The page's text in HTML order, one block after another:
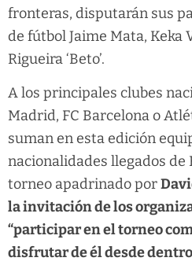
fronteras, disputarán sus
de fútbol Jaime Mata, Keka
Rigueira ‘Beto’.
A los principales clubes
Madrid, FC Barcelona o
suman en esta edición
nacionalidades llegados de
torneo apadrinado por
la invitación de los
“participar en el torneo
disfrutar de él desde